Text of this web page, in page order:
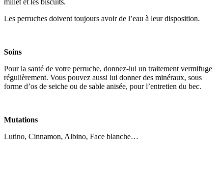
Les perruches doivent toujours avoir de l’eau à leur disposition.
Soins
Pour la santé de votre perruche, donnez-lui un traitement vermifuge
régulièrement. Vous pouvez aussi lui donner des minéraux, sous
forme d’os de seiche ou de sable anisée, pour l’entretien du bec.
Mutations
Lutino, Cinnamon, Albino, Face blanche…